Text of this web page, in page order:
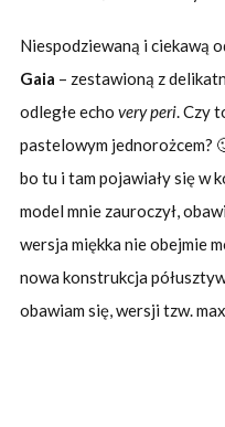
Niespodziewaną i ciekawą
Gaia – zestawioną z
odległe echo very peri. Czy
pastelowym jednorożcem?
bo tu i tam pojawiały się w
model mnie zauroczył,
wersja miękka nie obejmie
nowa konstrukcja
obawiam się, wersji tzw.